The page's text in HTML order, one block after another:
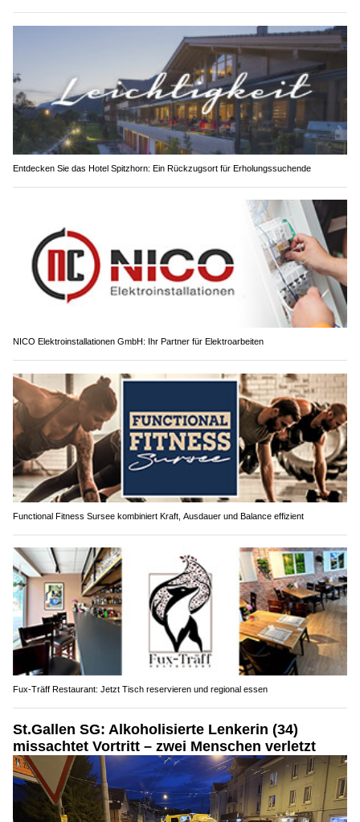
Entdecken Sie das Hotel Spitzhorn: Ein Rückzugsort für Erholungssuchende
NICO Elektroinstallationen GmbH: Ihr Partner für Elektroarbeiten
Functional Fitness Sursee kombiniert Kraft, Ausdauer und Balance effizient
Fux-Träff Restaurant: Jetzt Tisch reservieren und regional essen
St.Gallen SG: Alkoholisierte Lenkerin (34)
missachtet Vortritt – zwei Menschen verletzt